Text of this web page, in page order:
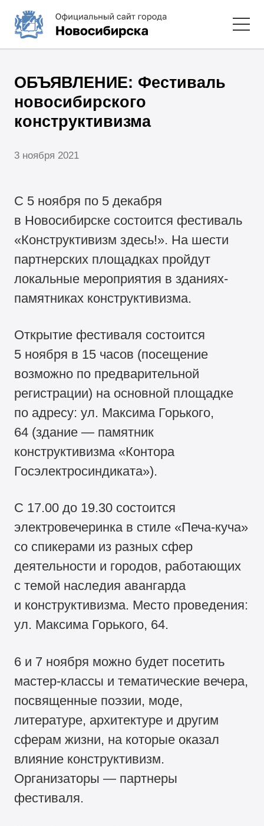
ОБЪЯВЛЕНИЕ: Фестиваль
новосибирского
конструктивизма
3 ноября 2021
С 5 ноября по 5 декабря
в Новосибирске состоится фестиваль
«Конструктивизм здесь!». На шести
партнерских площадках пройдут
локальные мероприятия в зданиях-
памятниках конструктивизма.
Открытие фестиваля состоится
5 ноября в 15 часов (посещение
возможно по предварительной
регистрации) на основной площадке
по адресу: ул. Максима Горького,
64 (здание — памятник
конструктивизма «Контора
Госэлектросиндиката»).
С 17.00 до 19.30 состоится
электровечеринка в стиле «Печа-куча»
со спикерами из разных сфер
деятельности и городов, работающих
с темой наследия авангарда
и конструктивизма. Место проведения:
ул. Максима Горького, 64.
6 и 7 ноября можно будет посетить
мастер-классы и тематические вечера,
посвященные поэзии, моде,
литературе, архитектуре и другим
сферам жизни, на которые оказал
влияние конструктивизм.
Организаторы — партнеры
фестиваля.